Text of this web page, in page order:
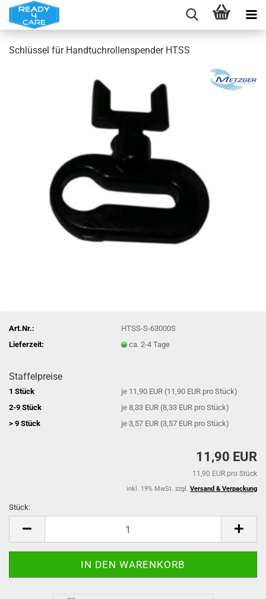
Schlüssel für Handtuchrollenspender HTSS
Art.Nr.:
HTSS-S-63000S
Lieferzeit:
ca. 2-4 Tage
Staffelpreise
1 Stück
je 11,90 EUR (11,90 EUR pro Stück)
2-9 Stück
je 8,33 EUR (8,33 EUR pro Stück)
> 9 Stück
je 3,57 EUR (3,57 EUR pro Stück)
11,90 EUR
11,90 EUR pro Stück
inkl. 19% MwSt. zzgl. Versand & Verpackung
Stück: